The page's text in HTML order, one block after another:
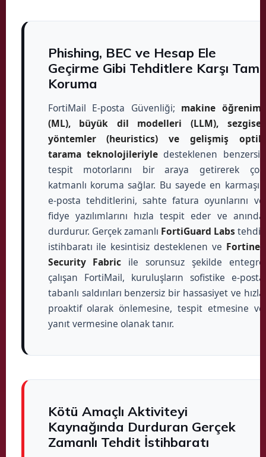
Phishing, BEC ve Hesap Ele
Geçirme Gibi Tehditlere Karşı Tam
Koruma
FortiMail E-posta Güvenliği; makine öğrenimi
(ML), büyük dil modelleri (LLM), sezgisel
yöntemler (heuristics) ve gelişmiş optik
tarama teknolojileriyle desteklenen benzersiz
tespit motorlarını bir araya getirerek çok
katmanlı koruma sağlar. Bu sayede en karmaşık
e-posta tehditlerini, sahte fatura oyunlarını ve
fidye yazılımlarını hızla tespit eder ve anında
durdurur. Gerçek zamanlı FortiGuard Labs tehdit
istihbaratı ile kesintisiz desteklenen ve Fortinet
Security Fabric ile sorunsuz şekilde entegre
çalışan FortiMail, kuruluşların sofistike e-posta
tabanlı saldırıları benzersiz bir hassasiyet ve hızla
proaktif olarak önlemesine, tespit etmesine ve
yanıt vermesine olanak tanır.
Kötü Amaçlı Aktiviteyi
Kaynağında Durduran Gerçek
Zamanlı Tehdit İstihbaratı